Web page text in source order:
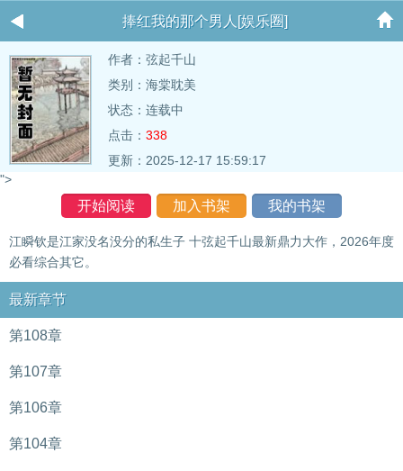
捧红我的那个男人[娱乐圈]
作者： 弦起千山
类别：海棠耽美
状态：连载中
点击： 338
更新：2025-12-17 15:59:17
">
开始阅读 加入书架 我的书架
江瞬钦是江家没名没分的私生子 十弦起千山最新鼎力大作，2026年度
必看综合其它。
最新章节
第108章
第107章
第106章
第104章